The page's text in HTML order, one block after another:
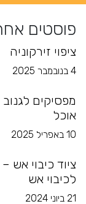
פוסטים
ציפוי זירקוניה
4 בנובמבר 2025
מפסיקים
אוכל
10 באפריל 2025
ציוד כיבוי אש
לכיבוי אש
21 ביוני 2024